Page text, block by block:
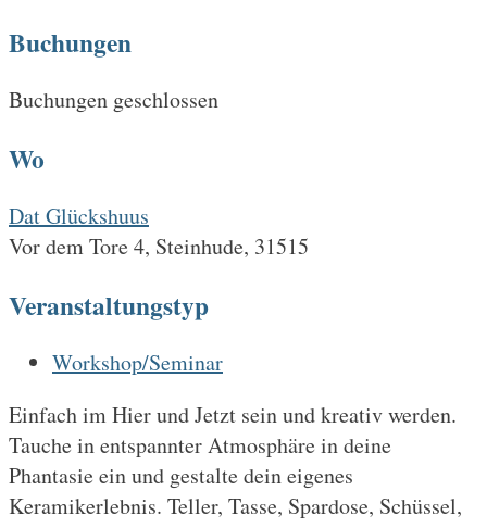
Buchungen
Buchungen geschlossen
Wo
Dat Glückshuus
Vor dem Tore 4, Steinhude, 31515
Veranstaltungstyp
Workshop/Seminar
Einfach im Hier und Jetzt sein und kreativ werden.
Tauche in entspannter Atmosphäre in deine
Phantasie ein und gestalte dein eigenes
Keramikerlebnis. Teller, Tasse, Spardose, Schüssel,